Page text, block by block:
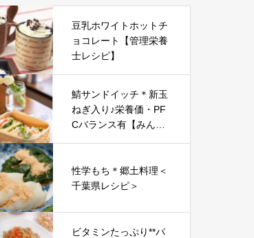
豆乳ホワイトホットチ
ョコレート【管理栄養
士レシピ】
鯖サンドイッチ＊新玉
ねぎ入り♪栄養価・PF
Cバランス有【みんな
性学もち＊郷土料理＜
千葉県レシピ＞
ビタミンたっぷり**パ